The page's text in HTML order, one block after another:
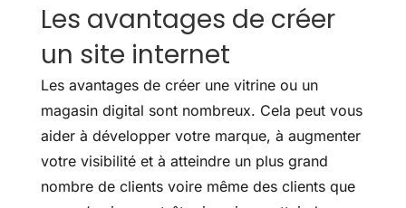
Les avantages de créer
un site internet
Les avantages de créer une vitrine ou un
magasin digital sont nombreux. Cela peut vous
aider à développer votre marque, à augmenter
votre visibilité et à atteindre un plus grand
nombre de clients voire même des clients que